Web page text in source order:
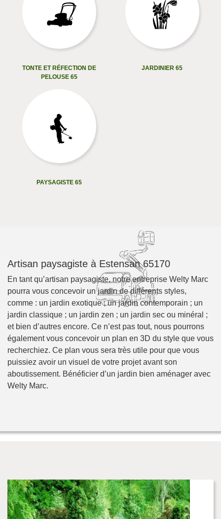
TONTE ET RÉFECTION DE
PELOUSE 65
JARDINIER 65
PAYSAGISTE 65
Artisan paysagiste à Estensan 65170
En tant qu’artisan paysagiste, notre entreprise Welty Marc
pourra vous concevoir un jardin de différents styles,
comme : un jardin exotique ; un jardin contemporain ; un
jardin classique ; un jardin zen ; un jardin sec ou minéral ;
et bien d’autres encore. Ce n’est pas tout, nous pourrons
également vous concevoir un plan en 3D du style que vous
recherchiez. Ce plan vous sera très utile pour que vous
puissiez avoir un visuel de votre projet avant son
aboutissement. Bénéficier d’un jardin bien aménager avec
Welty Marc.